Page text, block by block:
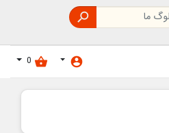

account_circle
shopping_basket
0